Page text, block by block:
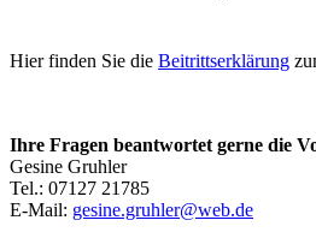
Hier finden Sie die Beitrittserklärung
Ihre Fragen beantwortet gerne die
Gesine Gruhler
Tel.: 07127 21785
E-Mail: gesine.gruhler@web.de